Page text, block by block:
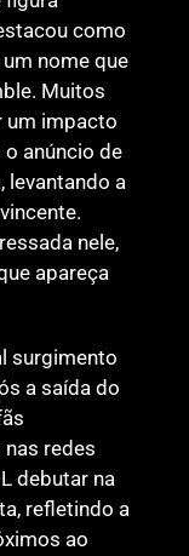
como
nome que
Muitos
um impacto
anúncio de
levantando a
nele,
apareça
surgimento
a saída do
redes
debutar na
refletindo a
ao